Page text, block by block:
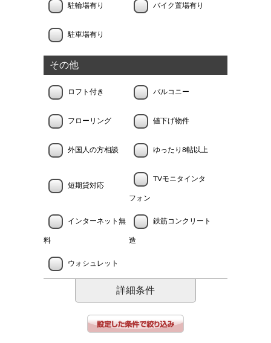
駐輪場有り バイク置場有り
駐車場有り
その他
ロフト付き バルコニー
フローリング 値下げ物件
外国人の方相談 ゆったり8帖以上
短期貸対応
TVモニタインタ
フォン
インターネット無
料
鉄筋コンクリート
造
ウォシュレット